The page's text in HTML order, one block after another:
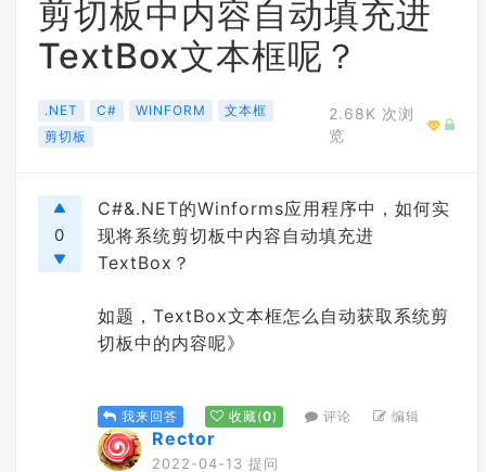
剪切板中内容自动填充进
TextBox文本框呢？
.NET C# WINFORM
文本框
剪切板
2.68K 次浏
览
0
C#&.NET的Winforms应用程序中，如何实
现将系统剪切板中内容自动填充进
TextBox？
如题，TextBox文本框怎么自动获取系统剪
切板中的内容呢》
我来回答 收藏(0) 评论 编辑
Rector
2022-04-13 提问